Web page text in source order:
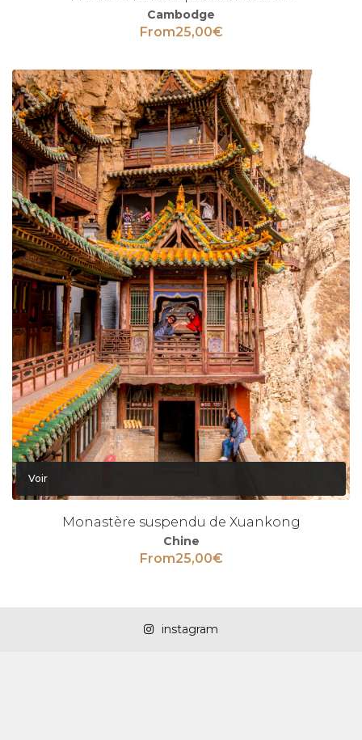
Cambodge
From25,00€
Voir
Monastère suspendu de Xuankong
Chine
From25,00€
instagram